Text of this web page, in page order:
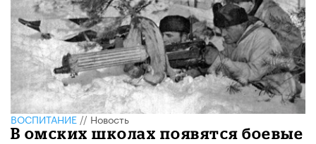
ВОСПИТАНИЕ//Новость
В омских школах появятся боевые